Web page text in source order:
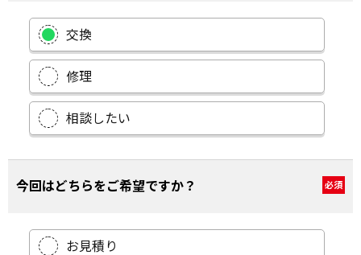
交換
修理
相談したい
今回はどちらをご希望ですか？ 必須
お見積り